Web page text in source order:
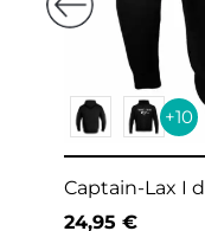
+10
Captain-Lax I
Hoodie